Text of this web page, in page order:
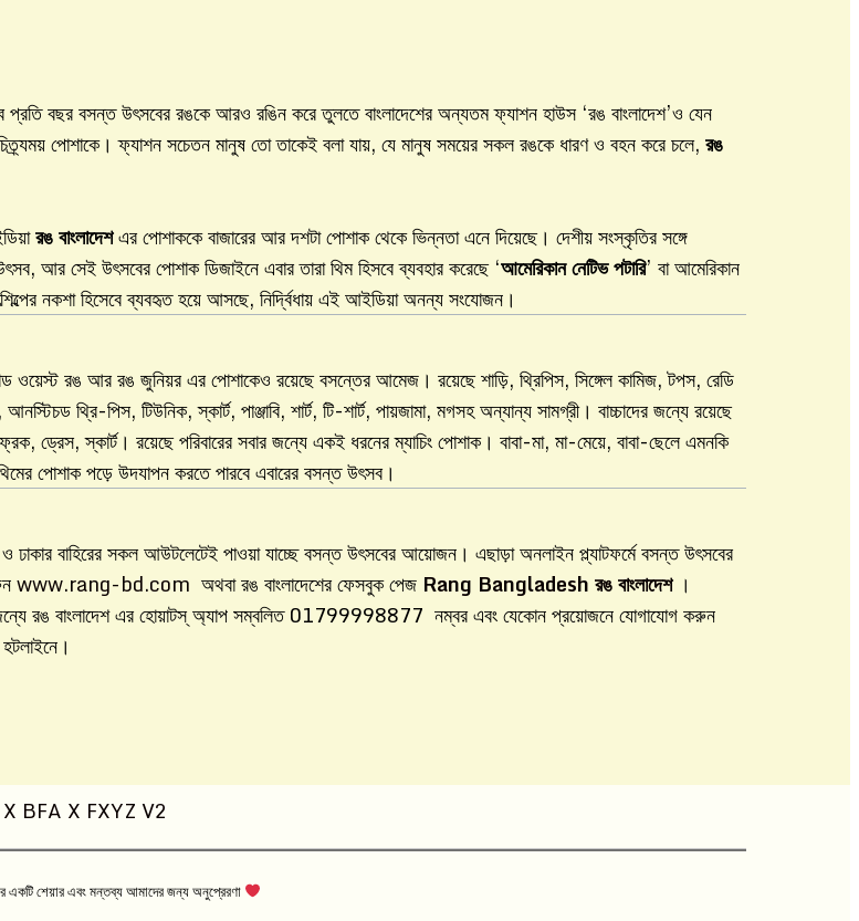
প্রতি বছর বসন্ত উৎসবের রঙকে আরও রঙিন করে তুলতে বাংলাদেশের অন্যতম ফ্যাশন হাউস ‘রঙ বাংলাদেশ’ও যেন
পোশাকে। ফ্যাশন সচেতন মানুষ তো তাকেই বলা যায়, যে মানুষ সময়ের সকল রঙকে ধারণ ও বহন করে চলে, রঙ
রঙ বাংলাদেশএর পোশাককে বাজারের আর দশটা পোশাক থেকে ভিন্নতা এনে দিয়েছে। দেশীয় সংস্কৃতির সঙ্গে
আর সেই উৎসবের পোশাক ডিজাইনে এবার তারা থিম হিসবে ব্যবহার করেছে ‘আমেরিকান নেটিভ পটারি’ বা আমেরিকান
নকশা হিসেবে ব্যবহৃত হয়ে আসছে, নির্দ্বিধায় এই আইডিয়া অনন্য সংযোজন।
ওয়েস্ট রঙ আর রঙ জুনিয়র এর পোশাকেও রয়েছে বসন্তের আমেজ। রয়েছে শাড়ি, থ্রিপিস, সিঙ্গেল কামিজ, টপস, রেডি
থ্রি-পিস, টিউনিক, স্কার্ট, পাঞ্জাবি, শার্ট, টি-শার্ট, পায়জামা, মগসহ অন্যান্য সামগ্রী। বাচ্চাদের জন্যে রয়েছে
ফ্রক, ড্রেস, স্কার্ট। রয়েছে পরিবারের সবার জন্যে একই ধরনের ম্যাচিং পোশাক। বাবা-মা, মা-মেয়ে, বাবা-ছেলে এমনকি
পোশাক পড়ে উদযাপন করতে পারবে এবারের বসন্ত উৎসব।
ও ঢাকার বাহিরের সকল আউটলেটেই পাওয়া যাচ্ছে বসন্ত উৎসবের আয়োজন। এছাড়া অনলাইন প্ল্যাটফর্মে বসন্ত উৎসবের
www.rang-bd.com অথবা রঙ বাংলাদেশের ফেসবুক পেজ Rang Bangladesh রঙ বাংলাদেশ।
রঙ বাংলাদেশ এর হোয়াটস্ অ্যাপ সম্বলিত 01799998877 নম্বর এবং যেকোন প্রয়োজনে যোগাযোগ করুন
একটি শেয়ার এবং মন্তব্য আমাদের জন্য অনুপ্রেরণা